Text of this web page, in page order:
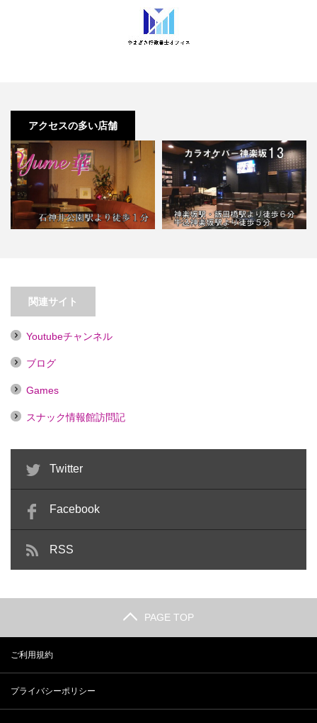
アクセスの多い店舗
【石神井公園】パブスナック
yume華
関連サイト
Youtubeチャンネル
ブログ
Games
スナック情報館訪問記
Twitter
Facebook
RSS
PAGE TOP
ご利用規約
プライバシーポリシー